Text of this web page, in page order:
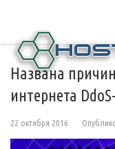
Названа
интернета
22 октября 2016